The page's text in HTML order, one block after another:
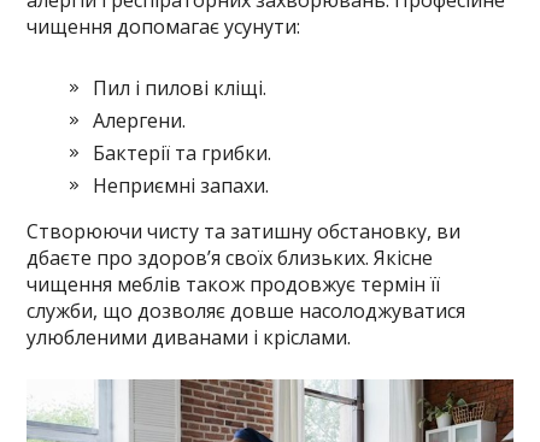
чищення допомагає усунути:
Пил і пилові кліщі.
Алергени.
Бактерії та грибки.
Неприємні запахи.
Створюючи чисту та затишну обстановку, ви
дбаєте про здоров’я своїх близьких. Якісне
чищення меблів також продовжує термін її
служби, що дозволяє довше насолоджуватися
улюбленими диванами і кріслами.